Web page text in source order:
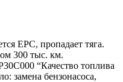
EPC, пропадает тяга.
300 тыс. км.
“Качество топлива
замена бензонасоса,